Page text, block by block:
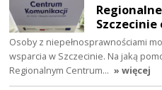
Osoby z niepełnosprawnościami
wsparcia w Szczecinie. Na jaką
Regionalnym Centrum… » więcej